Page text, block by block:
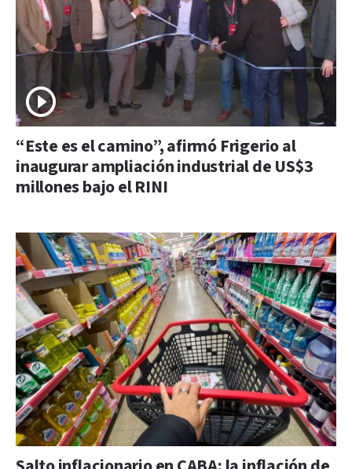
“Este es el camino”, afirmó Frigerio al
inaugurar ampliación industrial de US$3
millones bajo el RINI